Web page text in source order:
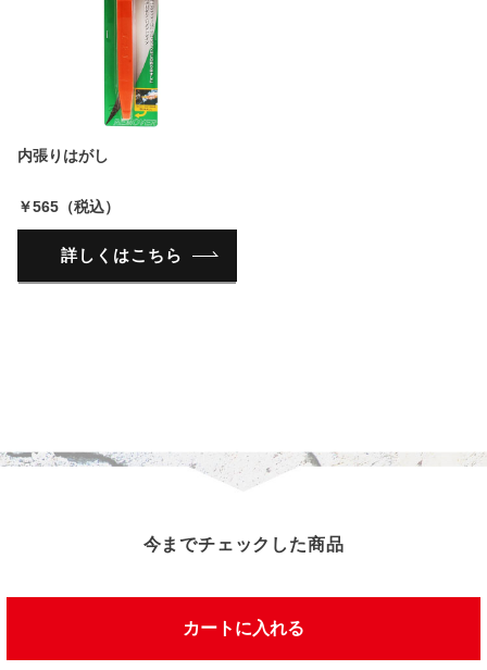
カートに入れる
内張りはがし
￥565（税込）
詳しくはこちら
今までチェックした商品
この商品を見た人は、こんな商品を見ています